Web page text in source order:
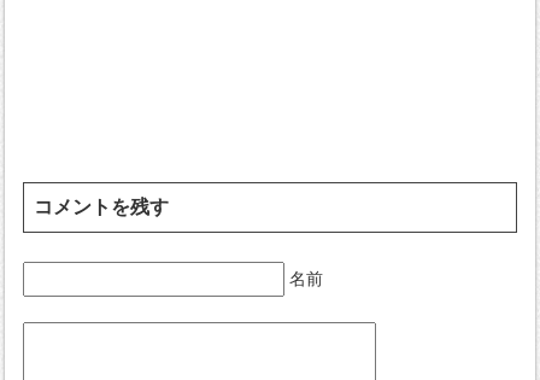
コメントを残す
名前